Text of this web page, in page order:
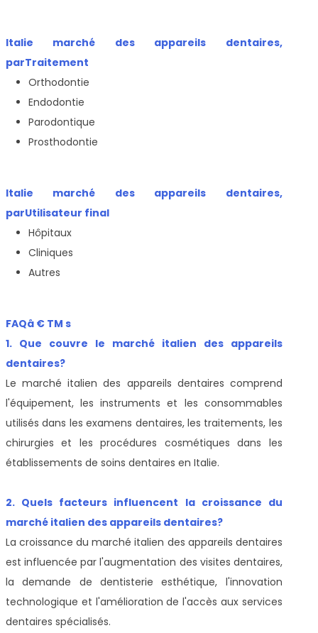
Italie marché des appareils dentaires,
parTraitement
Orthodontie
Endodontie
Parodontique
Prosthodontie
Italie marché des appareils dentaires,
parUtilisateur final
Hôpitaux
Cliniques
Autres
FAQâ € TM s
1. Que couvre le marché italien des appareils
dentaires?
Le marché italien des appareils dentaires comprend
l'équipement, les instruments et les consommables
utilisés dans les examens dentaires, les traitements, les
chirurgies et les procédures cosmétiques dans les
établissements de soins dentaires en Italie.
2. Quels facteurs influencent la croissance du
marché italien des appareils dentaires?
La croissance du marché italien des appareils dentaires
est influencée par l'augmentation des visites dentaires,
la demande de dentisterie esthétique, l'innovation
technologique et l'amélioration de l'accès aux services
dentaires spécialisés.